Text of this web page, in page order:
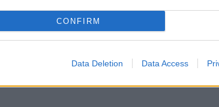
CONFIRM
Data Deletion Data Access